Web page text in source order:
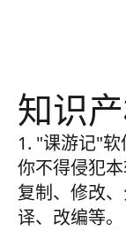
知识
1. "课游记"软
你不得侵犯
复制、修改
译、改编等。